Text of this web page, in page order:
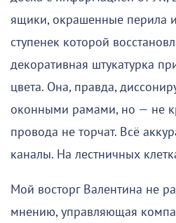
ящики, окрашенные перила и
ступенек которой
декоративная штукатурка
цвета. Она, правда,
оконными рамами, но — не
провода не торчат. Всё
каналы. На лестничных
Мой восторг Валентина не
мнению, управляющая